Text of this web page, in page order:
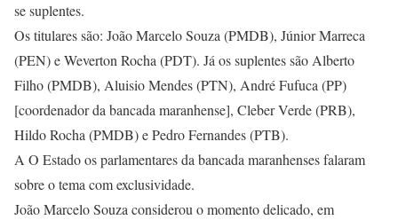
se suplentes.
Os titulares são: João Marcelo Souza (PMDB), Júnior Marreca
(PEN) e Weverton Rocha (PDT). Já os suplentes são Alberto
Filho (PMDB), Aluisio Mendes (PTN), André Fufuca (PP)
[coordenador da bancada maranhense], Cleber Verde (PRB),
Hildo Rocha (PMDB) e Pedro Fernandes (PTB).
A O Estado os parlamentares da bancada maranhenses falaram
sobre o tema com exclusividade.
João Marcelo Souza considerou o momento delicado, em